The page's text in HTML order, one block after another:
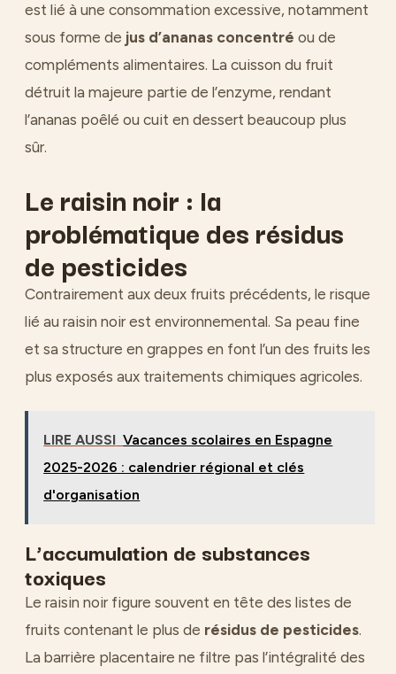
est lié à une consommation excessive, notamment
sous forme de jus d’ananas concentré ou de
compléments alimentaires. La cuisson du fruit
détruit la majeure partie de l’enzyme, rendant
l’ananas poêlé ou cuit en dessert beaucoup plus
sûr.
Le raisin noir : la
problématique des résidus
de pesticides
Contrairement aux deux fruits précédents, le risque
lié au raisin noir est environnemental. Sa peau fine
et sa structure en grappes en font l’un des fruits les
plus exposés aux traitements chimiques agricoles.
LIRE AUSSI Vacances scolaires en Espagne
2025-2026 : calendrier régional et clés
d'organisation
L’accumulation de substances
toxiques
Le raisin noir figure souvent en tête des listes de
fruits contenant le plus de résidus de pesticides.
La barrière placentaire ne filtre pas l’intégralité des